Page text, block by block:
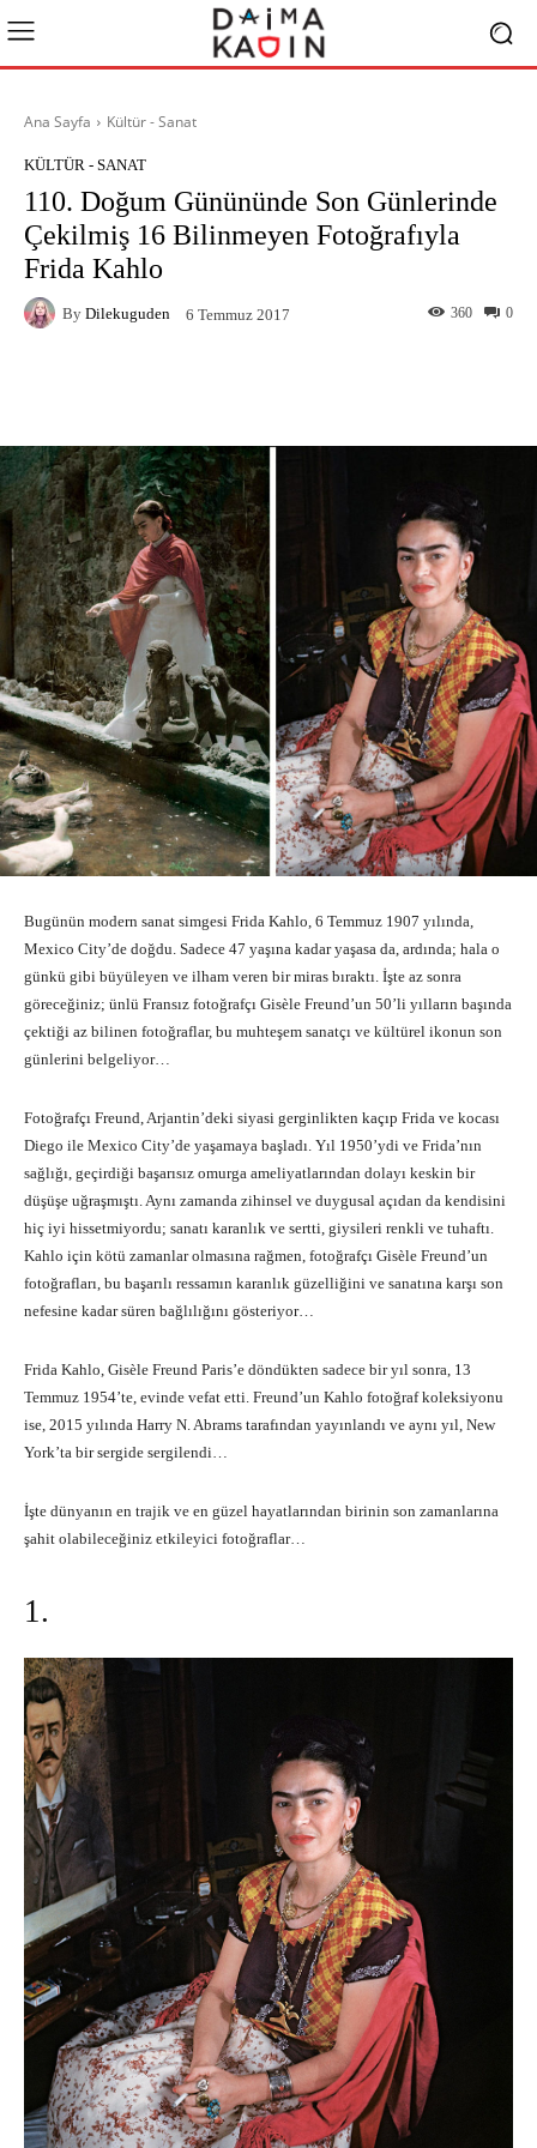
Ana Sayfa Kültür - Sanat
KÜLTÜR - SANAT
110. Doğum Günününde Son Günlerinde
Çekilmiş 16 Bilinmeyen Fotoğrafıyla
Frida Kahlo
By Dilekuguden 6 Temmuz 2017 0
360
Bugünün modern sanat simgesi Frida Kahlo, 6 Temmuz 1907 yılında,
Mexico City’de doğdu. Sadece 47 yaşına kadar yaşasa da, ardında; hala o
günkü gibi büyüleyen ve ilham veren bir miras bıraktı. İşte az sonra
göreceğiniz; ünlü Fransız fotoğrafçı Gisèle Freund’un 50’li yılların başında
çektiği az bilinen fotoğraflar, bu muhteşem sanatçı ve kültürel ikonun son
günlerini belgeliyor…
Fotoğrafçı Freund, Arjantin’deki siyasi gerginlikten kaçıp Frida ve kocası
Diego ile Mexico City’de yaşamaya başladı. Yıl 1950’ydi ve Frida’nın
sağlığı, geçirdiği başarısız omurga ameliyatlarından dolayı keskin bir
düşüşe uğraşmıştı. Aynı zamanda zihinsel ve duygusal açıdan da kendisini
hiç iyi hissetmiyordu; sanatı karanlık ve sertti, giysileri renkli ve tuhaftı.
Kahlo için kötü zamanlar olmasına rağmen, fotoğrafçı Gisèle Freund’un
fotoğrafları, bu başarılı ressamın karanlık güzelliğini ve sanatına karşı son
nefesine kadar süren bağlılığını gösteriyor…
Frida Kahlo, Gisèle Freund Paris’e döndükten sadece bir yıl sonra, 13
Temmuz 1954’te, evinde vefat etti. Freund’un Kahlo fotoğraf koleksiyonu
ise, 2015 yılında Harry N. Abrams tarafından yayınlandı ve aynı yıl, New
York’ta bir sergide sergilendi…
İşte dünyanın en trajik ve en güzel hayatlarından birinin son zamanlarına
şahit olabileceğiniz etkileyici fotoğraflar…
1.